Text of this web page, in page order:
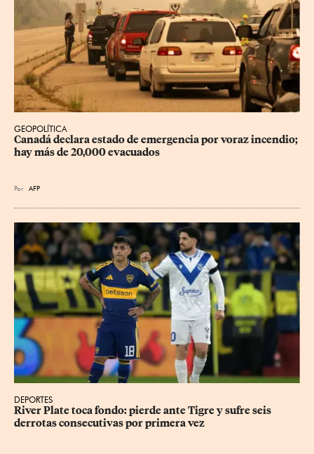
GEOPOLÍTICA
Canadá declara estado de emergencia por voraz incendio;
hay más de 20,000 evacuados
Por AFP
DEPORTES
River Plate toca fondo: pierde ante Tigre y sufre seis
derrotas consecutivas por primera vez